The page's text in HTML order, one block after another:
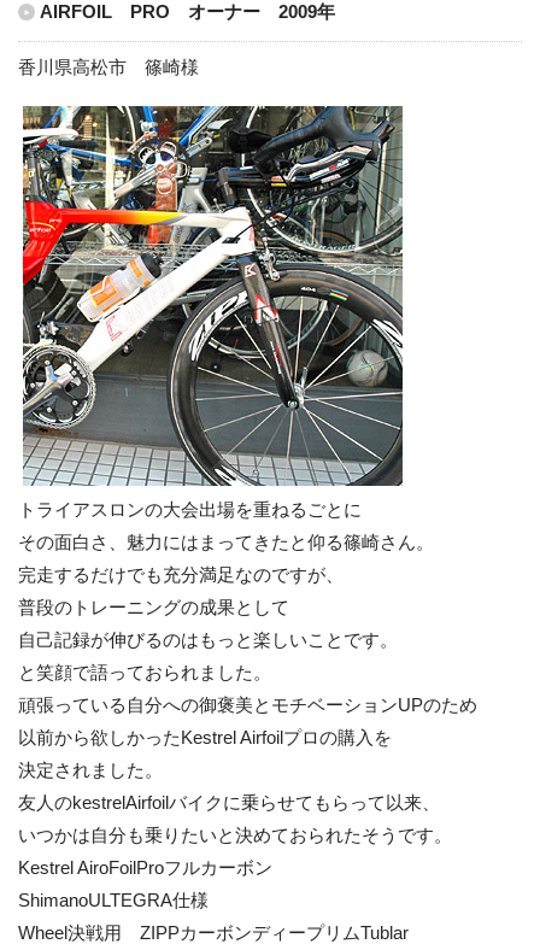
AIRFOIL PRO オーナー 2009年
香川県高松市 篠崎様
トライアスロンの大会出場を重ねるごとに
その面白さ、魅力にはまってきたと仰る篠崎さん。
完走するだけでも充分満足なのですが、
普段のトレーニングの成果として
自己記録が伸びるのはもっと楽しいことです。
と笑顔で語っておられました。
頑張っている自分への御褒美とモチベーションUPのため
以前から欲しかったKestrel Airfoilプロの購入を
決定されました。
友人のkestrelAirfoilバイクに乗らせてもらって以来、
いつかは自分も乗りたいと決めておられたそうです。
Kestrel AiroFoilProフルカーボン
ShimanoULTEGRA仕様
Wheel決戦用 ZIPPカーボンディープリムTublar